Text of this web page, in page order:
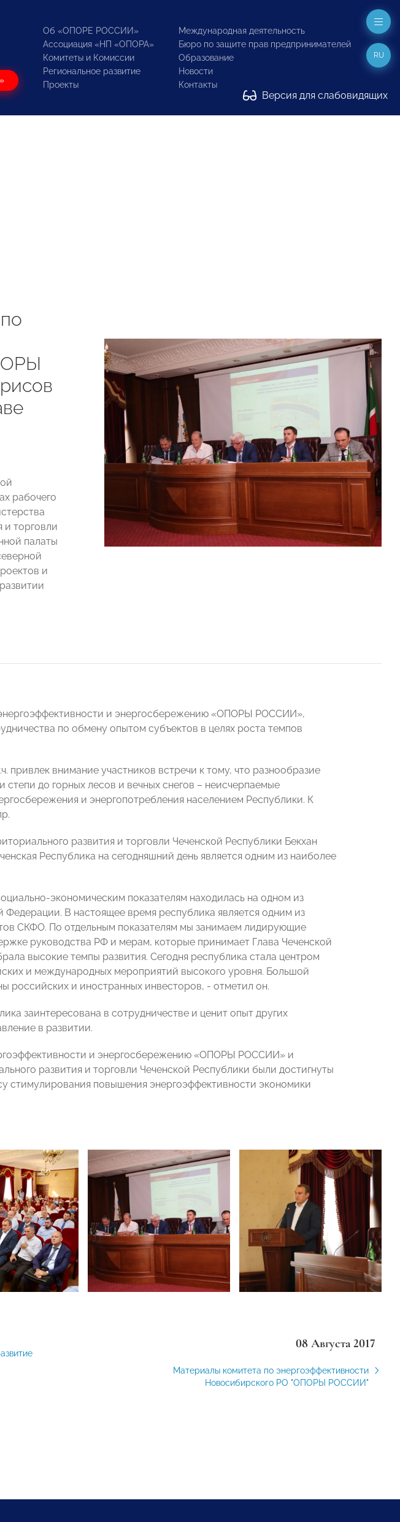
Об «ОПОРЕ РОССИИ»
Ассоциация «НП «ОПОРА»
Комитеты и Комиссии
Региональное развитие
Проекты
Международная деятельность
Бюро по защите прав предпринимателей
Образование
Новости
Контакты
Версия для слабовидящих
RU
рабочего
и торговли
палаты
и
и энергосбережению «ОПОРЫ РОССИИ»,
по обмену опытом субъектов в целях роста темпов
привлек внимание участников встречи к тому, что разнообразие
до горных лесов и вечных снегов – неисчерпаемые
и энергопотребления населением Республики. К
развития и торговли Чеченской Республики Бекхан
Республика на сегодняшний день является одним из наиболее
экономическим показателям находилась на одном из
В настоящее время республика является одним из
СКФО. По отдельным показателям мы занимаем лидирующие
руководства РФ и мерам, которые принимает Глава Чеченской
высокие темпы развития. Сегодня республика стала центром
и международных мероприятий высокого уровня. Большой
российских и иностранных инвесторов, - отметил он.
заинтересована в сотрудничестве и ценит опыт других
в развитии.
и энергосбережению «ОПОРЫ РОССИИ» и
развития и торговли Чеченской Республики были достигнуты
стимулирования повышения энергоэффективности экономики
08 Августа 2017
Материалы комитета по энергоэффективности
Новосибирского РО "ОПОРЫ РОССИИ"